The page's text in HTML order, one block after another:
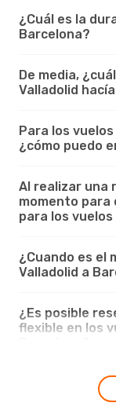
¿Cuál es la
Barcelona?
De media,
Valladolid
Para los
¿cómo puedo
Al realizar una
momento para
para los
¿Cuando es el
Valladolid a
¿Es posible
flexible en los